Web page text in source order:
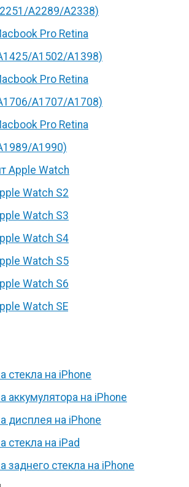
A2289/A2338)
Pro Retina
A1502/A1398)
Pro Retina
A1707/A1708)
Pro Retina
A1990)
Apple Watch
Watch S2
Watch S3
Watch S4
Watch S5
Watch S6
Watch SE
стекла на iPhone
аккумулятора на iPhone
дисплея на iPhone
стекла на iPad
заднего стекла на iPhone